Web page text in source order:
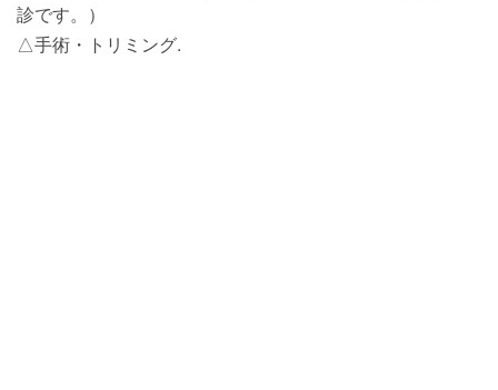
診です。）
△手術・トリミング.